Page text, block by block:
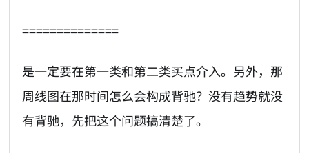
==============
是一定要在第一类和第二类买点介入。另外，那
周线图在那时间怎么会构成背驰？没有趋势就没
有背驰，先把这个问题搞清楚了。